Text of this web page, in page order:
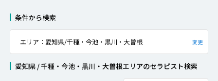
条件から検索
エリア：愛知県/千種・今池・黒川・大曽根 変更
愛知県 / 千種・今池・黒川・大曽根エリアのセラピスト検索